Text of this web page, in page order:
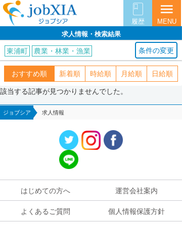
履歴
menu
MENU
求人情報・検索結果
条件の変更
東浦町 農業・林業・漁業
おすすめ順 新着順 時給順 月給順 日給順
該当する記事が見つかりませんでした。
ジョブシア 求人情報
はじめての方へ 運営会社案内
よくあるご質問 個人情報保護方針